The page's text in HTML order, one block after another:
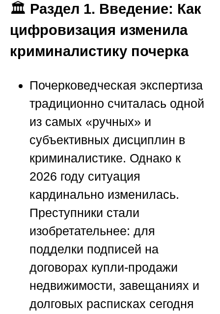
🏛️ Раздел 1. Введение: Как
цифровизация изменила
криминалистику почерка
Почерковедческая экспертиза
традиционно считалась одной
из самых «ручных» и
субъективных дисциплин в
криминалистике. Однако к
2026 году ситуация
кардинально изменилась.
Преступники стали
изобретательнее: для
подделки подписей на
договорах купли-продажи
недвижимости, завещаниях и
долговых расписках сегодня